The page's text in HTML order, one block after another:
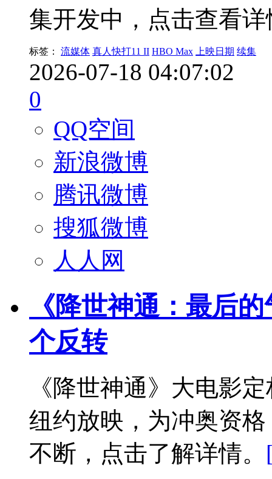
集开发中，点击查看详
标签： 流媒体 真人快打11 II HBO Max 上映日期 续集
2026-07-18 04:07:02
0
QQ空间
新浪微博
腾讯微博
搜狐微博
人人网
《降世神通：最后
个反转
《降世神通》大电影
纽约放映，为冲奥资
不断，点击了解详情。